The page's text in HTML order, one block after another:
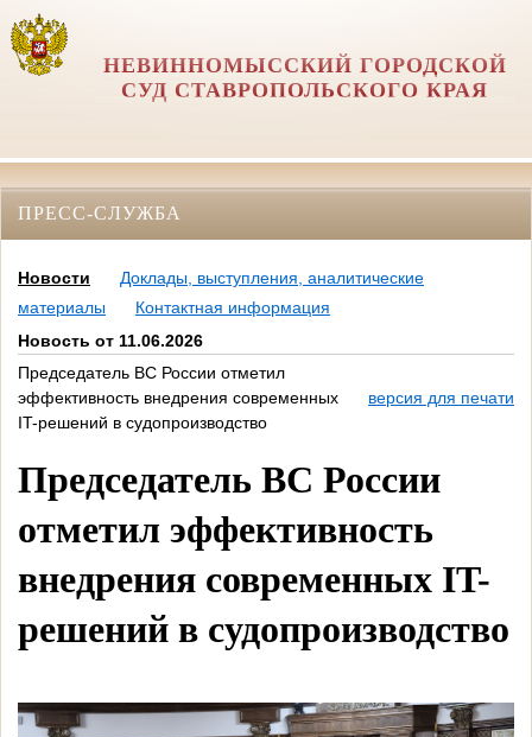
НЕВИННОМЫССКИЙ ГОРОДСКОЙ
СУД СТАВРОПОЛЬСКОГО КРАЯ
ПРЕСС-СЛУЖБА
Новости
Доклады, выступления, аналитические
материалы
Контактная информация
Новость от 11.06.2026
Председатель ВС России отметил
эффективность внедрения современных
IT-решений в судопроизводство
версия для печати
Председатель ВС России
отметил эффективность
внедрения современных IT-
решений в судопроизводство